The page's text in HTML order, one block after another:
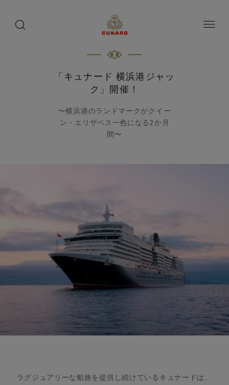
「キュナード 横浜港ジャッ
ク」開催！
〜横浜港のランドマークがクイー
ン・エリザベス一色になる2か月
間〜
ラグジュアリーな船旅を提供し続けているキュナードは、